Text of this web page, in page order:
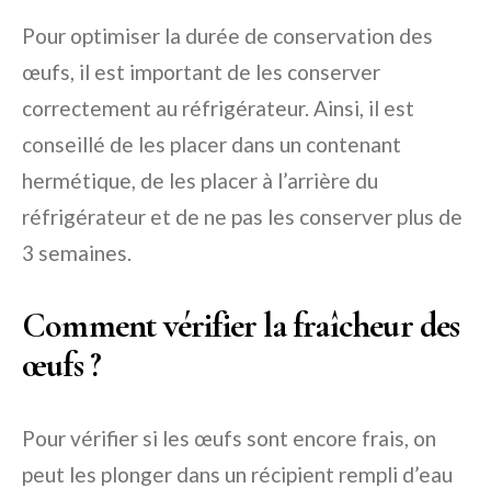
Pour optimiser la durée de conservation des
œufs, il est important de les conserver
correctement au réfrigérateur. Ainsi, il est
conseillé de les placer dans un contenant
hermétique, de les placer à l’arrière du
réfrigérateur et de ne pas les conserver plus de
3 semaines.
Comment vérifier la fraîcheur des
œufs ?
Pour vérifier si les œufs sont encore frais, on
peut les plonger dans un récipient rempli d’eau